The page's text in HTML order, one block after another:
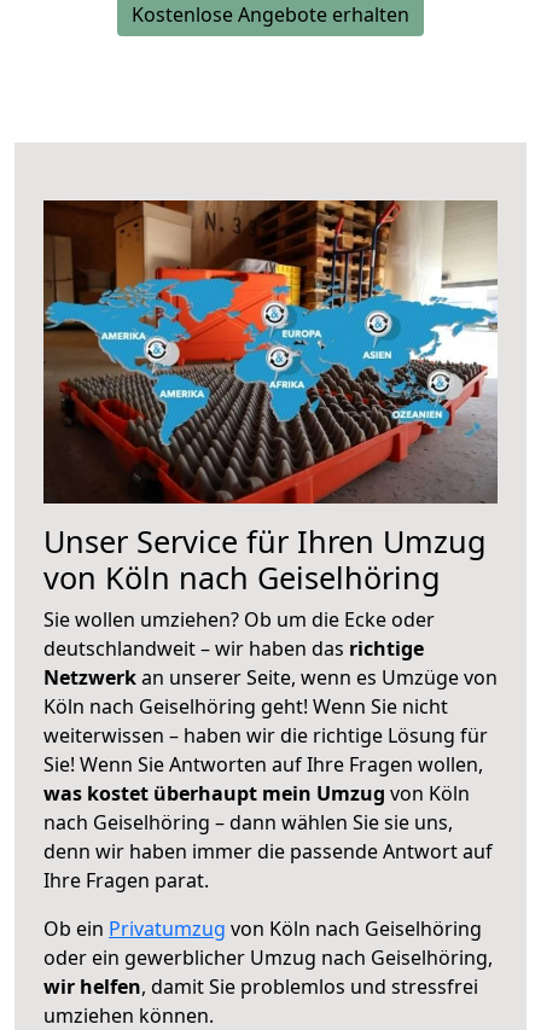
Kostenlose Angebote erhalten
Unser Service für Ihren Umzug
von Köln nach Geiselhöring
Sie wollen umziehen? Ob um die Ecke oder
deutschlandweit – wir haben das richtige
Netzwerkan unserer Seite, wenn es Umzüge von
Köln nach Geiselhöring geht! Wenn Sie nicht
weiterwissen – haben wir die richtige Lösung für
Sie! Wenn Sie Antworten auf Ihre Fragen wollen,
was kostet überhaupt mein Umzug von Köln
nach Geiselhöring – dann wählen Sie sie uns,
denn wir haben immer die passende Antwort auf
Ihre Fragen parat.
Ob ein Privatumzug von Köln nach Geiselhöring
oder ein gewerblicher Umzug nach Geiselhöring,
wir helfen, damit Sie problemlos und stressfrei
umziehen können.